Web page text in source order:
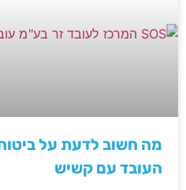
מה חשוב לדעת על
העובד עם קשיש